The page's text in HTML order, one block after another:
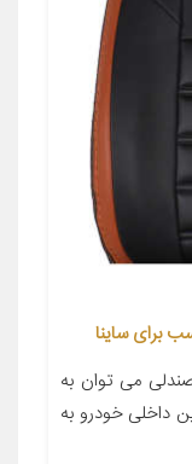
می توان به
داخلی خودرو به